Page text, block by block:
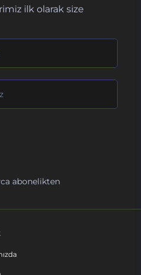
ilk olarak size
abonelikten